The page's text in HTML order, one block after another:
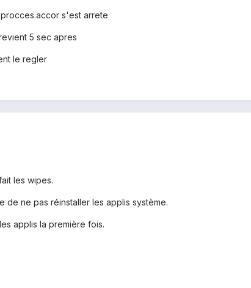
s'est arrete
5 sec apres
le regler
les wipes.
de ne pas réinstaller les applis système.
applis la première fois.